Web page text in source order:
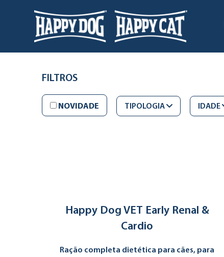
FILTROS
NOVIDADE TIPOLOGIA IDADE
Happy Dog VET Early Renal &
Cardio
Ração completa dietética para cães, para